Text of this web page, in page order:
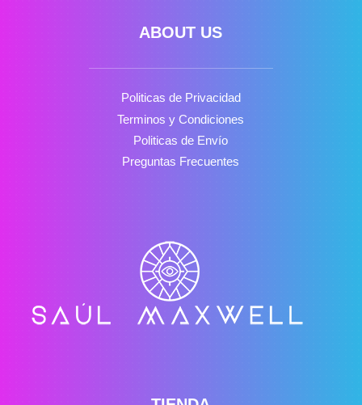
ABOUT US
Politicas de Privacidad
Terminos y Condiciones
Politicas de Envío
Preguntas Frecuentes